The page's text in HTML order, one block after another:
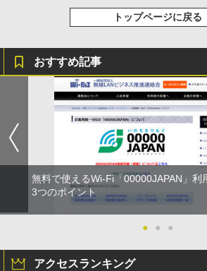
トップページに戻る
おすすめ記事
無料で使えるWi-Fi「00000JAPAN」利
3つのポイント
● ● ●
アクセスランキング